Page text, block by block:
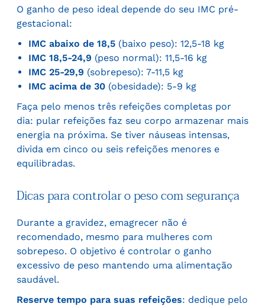
O ganho de peso ideal depende do seu IMC pré-
gestacional:
IMC abaixo de 18,5 (baixo peso): 12,5-18 kg
IMC 18,5-24,9 (peso normal): 11,5-16 kg
IMC 25-29,9 (sobrepeso): 7-11,5 kg
IMC acima de 30 (obesidade): 5-9 kg
Faça pelo menos três refeições completas por
dia: pular refeições faz seu corpo armazenar mais
energia na próxima. Se tiver náuseas intensas,
divida em cinco ou seis refeições menores e
equilibradas.
Dicas para controlar o peso com segurança
Durante a gravidez, emagrecer não é
recomendado, mesmo para mulheres com
sobrepeso. O objetivo é controlar o ganho
excessivo de peso mantendo uma alimentação
saudável.
Reserve tempo para suas refeições: dedique pelo